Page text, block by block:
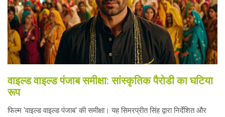
वाइल्ड वाइल्ड पंजाब समीक्षा: सांस्कृतिक पैरोडी का घटिया
रूप
फिल्म 'वाइल्ड वाइल्ड पंजाब' की समीक्षा। यह सिमरप्रीत सिंह द्वारा निर्देशित और